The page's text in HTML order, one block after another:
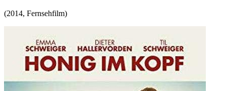
(2014, Fernsehfilm)